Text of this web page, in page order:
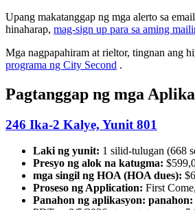
Upang makatanggap ng mga alerto sa
hinaharap, mag-sign up para sa aming
Mga nagpapahiram at rieltor, tingnan ang
programa ng City Second .
Pagtanggap ng mga
246 Ika-2 Kalye, Yunit 801
Laki ng yunit: 1 silid-tulugan (668
Presyo ng alok na katugma:
mga singil ng HOA (HOA dues):
Proseso ng Application: First
Panahon ng aplikasyon: panahon: